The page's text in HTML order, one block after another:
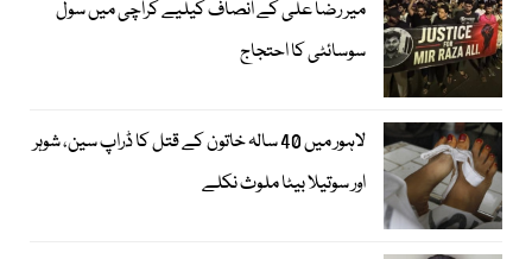
میر رضا علی کے انصاف کیلیے کراچی میں سول
سوسائٹی کا احتجاج
لاہور میں 40 سالہ خاتون کے قتل کا ڈراپ سین، شوہر
اور سوتیلا بیٹا ملوث نکلے